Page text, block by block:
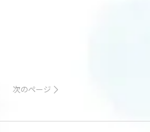
次のページ